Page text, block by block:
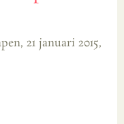
21 januari 2015,